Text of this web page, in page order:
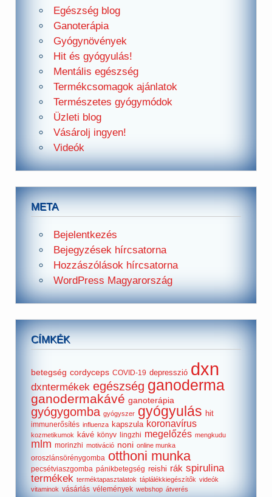
Egészség blog
Ganoterápia
Gyógynövények
Hit és gyógyulás!
Mentális egészség
Termékcsomagok ajánlatok
Természetes gyógymódok
Üzleti blog
Vásárolj ingyen!
Videók
META
Bejelentkezés
Bejegyzések hírcsatorna
Hozzászólások hírcsatorna
WordPress Magyarország
CÍMKÉK
betegség cordyceps COVID-19 depresszió dxn
dxntermékek egészség ganoderma
ganodermakávé ganoterápia
gyógygomba gyógyszer gyógyulás hit
immunerősítés influenza kapszula koronavírus
kozmetikumok kávé könyv lingzhi megelőzés mengkudu
mlm morinzhi motiváció noni online munka
oroszlánsörénygomba otthoni munka
pecsétviaszgomba pánikbetegség reishi rák spirulina
termékek terméktapasztalatok táplálékkiegészítők videók
vitaminok vásárlás vélemények webshop átverés